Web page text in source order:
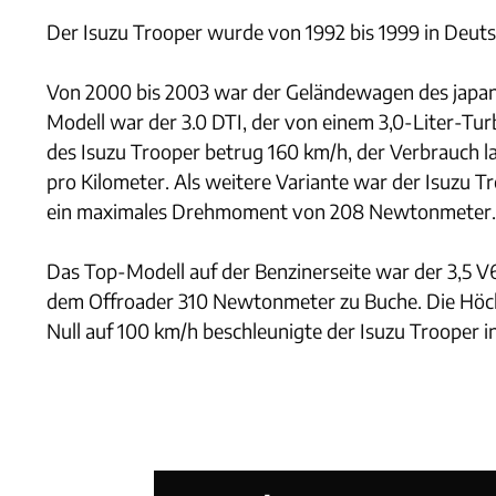
Der Isuzu Trooper wurde von 1992 bis 1999 in
Von 2000 bis 2003 war der Geländewagen des
Modell war der 3.0 DTI, der von einem 3,0-Liter-
des Isuzu Trooper betrug 160 km/h, der Verbrauch
pro Kilometer. Als weitere Variante war der Isuzu
ein maximales Drehmoment von 208 Newtonmeter.
Das Top-Modell auf der Benzinerseite war der 3,5
dem Offroader 310 Newtonmeter zu Buche. Die
Null auf 100 km/h beschleunigte der Isuzu Trooper